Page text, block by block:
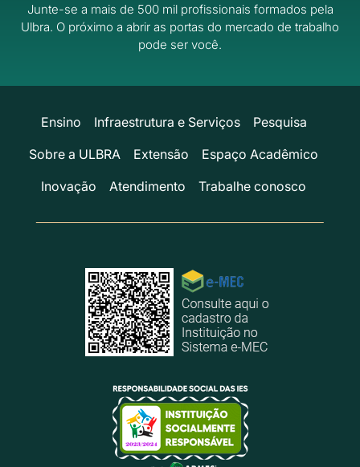
Junte-se a mais de 500 mil profissionais formados pela
Ulbra. O próximo a abrir as portas do mercado de trabalho
pode ser você.
Ensino Infraestrutura e Serviços
Pesquisa
Sobre a ULBRA
Extensão
Espaço Acadêmico
Inovação
Atendimento Trabalhe conosco